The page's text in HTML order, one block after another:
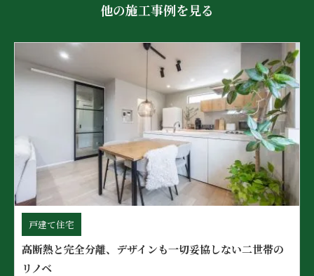
他の施工事例を見る
戸建て住宅
高断熱と完全分離、デザインも一切妥協しない二世帯の
リノベ